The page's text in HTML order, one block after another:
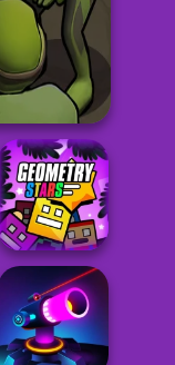
Geometry Stars